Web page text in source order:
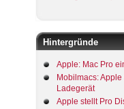
Hintergründe
Apple: Mac Pro
Mobilmacs:
Ladegerät
Apple stellt Pro